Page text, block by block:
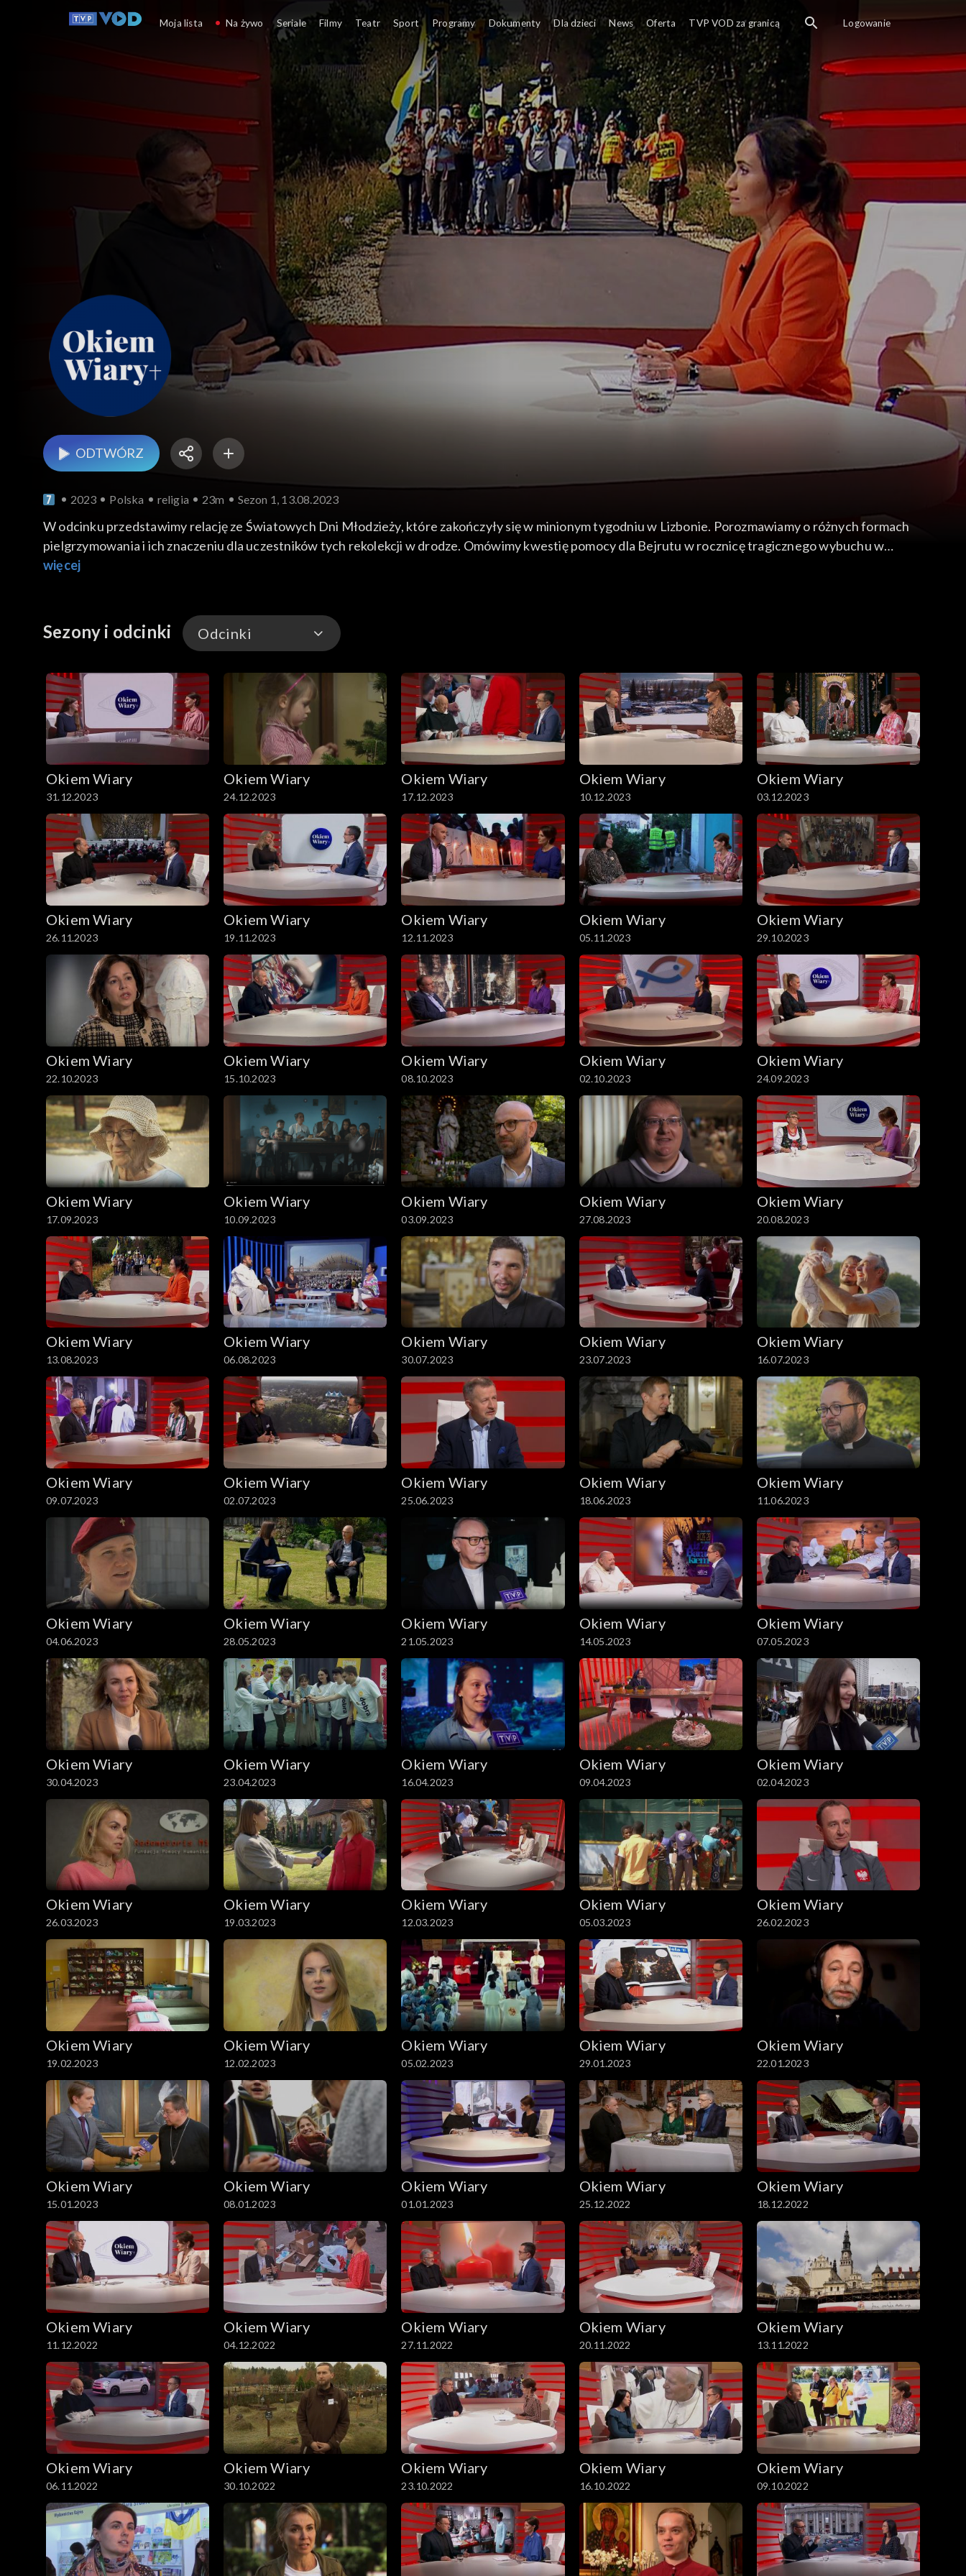
ODTWÓRZ
2023 Polska religia 23m Sezon 1, 13.08.2023
W odcinku przedstawimy relację ze Światowych Dni Młodzieży, które zakończyły się w minionym tygodniu w Lizbonie. Porozmawiamy o różnych formach
pielgrzymowania i ich znaczeniu dla uczestników tych rekolekcji w drodze. Omówimy kwestię pomocy dla Bejrutu w rocznicę tragicznego wybuchu w
porcie. Przypomnimy o Cudzie nad Wisłą i o postaci ks. Ignacego Skorupki. Odwiedzimy osoby z niepełnosprawnością które pod opieką młodych z
więcej
Sezony i odcinki Odcinki
Odcinki
Okiem Wiary
31.12.2023
Okiem Wiary
24.12.2023
Okiem Wiary
17.12.2023
Okiem Wiary
10.12.2023
Okiem Wiary
03.12.2023
Okiem Wiary
26.11.2023
Okiem Wiary
19.11.2023
Okiem Wiary
12.11.2023
Okiem Wiary
05.11.2023
Okiem Wiary
29.10.2023
Okiem Wiary
22.10.2023
Okiem Wiary
15.10.2023
Okiem Wiary
08.10.2023
Okiem Wiary
02.10.2023
Okiem Wiary
24.09.2023
Okiem Wiary
17.09.2023
Okiem Wiary
10.09.2023
Okiem Wiary
03.09.2023
Okiem Wiary
27.08.2023
Okiem Wiary
20.08.2023
Okiem Wiary
13.08.2023
Okiem Wiary
06.08.2023
Okiem Wiary
30.07.2023
Okiem Wiary
23.07.2023
Okiem Wiary
16.07.2023
Okiem Wiary
09.07.2023
Okiem Wiary
02.07.2023
Okiem Wiary
25.06.2023
Okiem Wiary
18.06.2023
Okiem Wiary
11.06.2023
Okiem Wiary
04.06.2023
Okiem Wiary
28.05.2023
Okiem Wiary
21.05.2023
Okiem Wiary
14.05.2023
Okiem Wiary
07.05.2023
Okiem Wiary
30.04.2023
Okiem Wiary
23.04.2023
Okiem Wiary
16.04.2023
Okiem Wiary
09.04.2023
Okiem Wiary
02.04.2023
Okiem Wiary
26.03.2023
Okiem Wiary
19.03.2023
Okiem Wiary
12.03.2023
Okiem Wiary
05.03.2023
Okiem Wiary
26.02.2023
Okiem Wiary
19.02.2023
Okiem Wiary
12.02.2023
Okiem Wiary
05.02.2023
Okiem Wiary
29.01.2023
Okiem Wiary
22.01.2023
Okiem Wiary
15.01.2023
Okiem Wiary
08.01.2023
Okiem Wiary
01.01.2023
Okiem Wiary
25.12.2022
Okiem Wiary
18.12.2022
Okiem Wiary
11.12.2022
Okiem Wiary
04.12.2022
Okiem Wiary
27.11.2022
Okiem Wiary
20.11.2022
Okiem Wiary
13.11.2022
Okiem Wiary
06.11.2022
Okiem Wiary
30.10.2022
Okiem Wiary
23.10.2022
Okiem Wiary
16.10.2022
Okiem Wiary
09.10.2022
Moja lista Na żywo Seriale Filmy Teatr Sport Programy Dokumenty Dla dzieci News Oferta TVP VOD za granicą Logowanie